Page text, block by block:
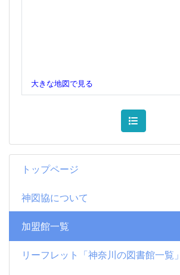
トップページ
神図協について
加盟館一覧
リーフレット「神奈川の図書館一覧」
大きな地図で見る